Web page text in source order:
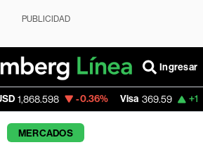
PUBLICIDAD
Ingresar
-0.36% Visa 369.59 +1.07%
MERCADOS